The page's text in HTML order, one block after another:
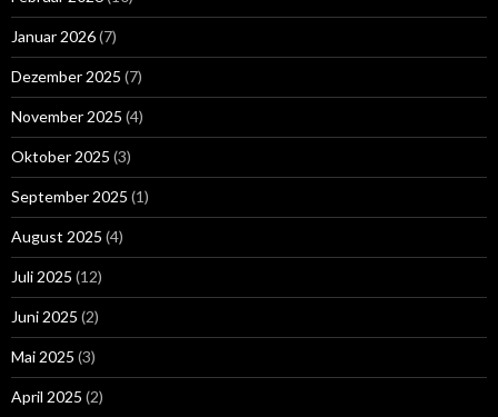
Januar 2026(7)
Dezember 2025 (7)
November 2025 (4)
Oktober 2025 (3)
September 2025 (1)
August 2025 (4)
Juli 2025 (12)
Juni 2025 (2)
Mai 2025 (3)
April 2025 (2)